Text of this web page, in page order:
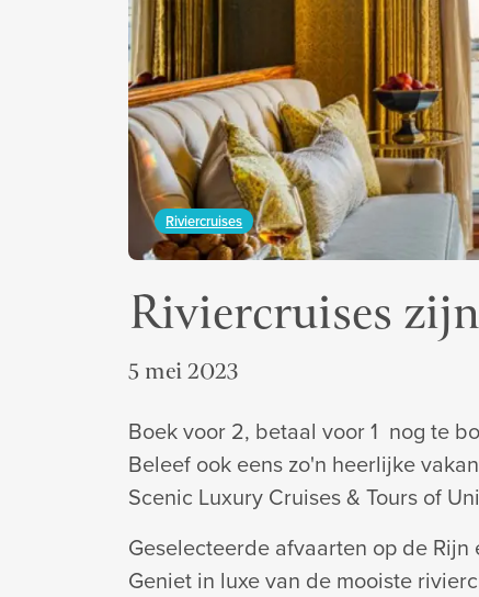
Riviercruises
Riviercruises
5 mei 2023
Boek voor 2, betaal voor 1 nog te
Beleef ook eens zo'n heerlijke
Scenic Luxury Cruises & Tours of
Geselecteerde afvaarten op de
Geniet in luxe van de mooiste